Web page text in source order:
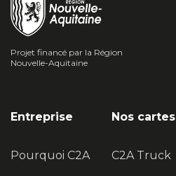
Projet financé par la Région
Nouvelle-Aquitaine
Entreprise
Pourquoi C2A
Nos cartes
C2A Truck